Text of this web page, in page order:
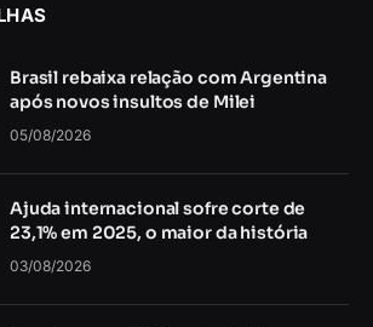
Brasil rebaixa relação com Argentina
após novos insultos de Milei
05/08/2026
Ajuda internacional sofre corte de
23,1% em 2025, o maior da história
03/08/2026